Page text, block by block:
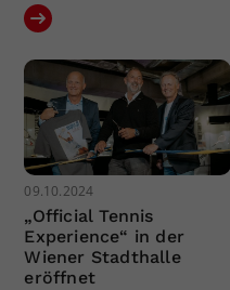
09.10.2024
„Official Tennis
Experience“ in der
Wiener Stadthalle
eröffnet